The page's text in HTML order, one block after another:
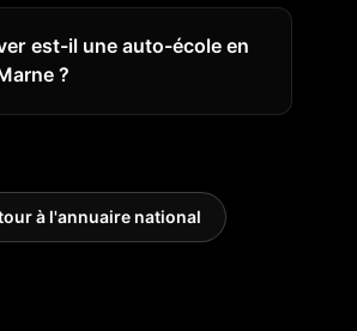
est-il une auto-école en
?
à l'annuaire national